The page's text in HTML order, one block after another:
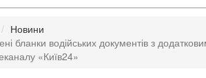
Новини
бланки водійських документів з
«Київ24»